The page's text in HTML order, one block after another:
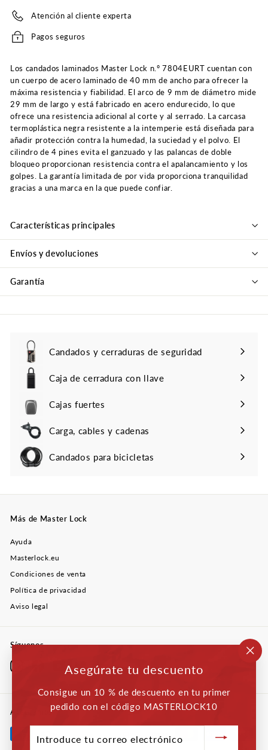
Atención al cliente experta
Pagos seguros
Los candados laminados Master Lock n.º 7804EURT cuentan con
un cuerpo de acero laminado de 40 mm de ancho para ofrecer la
máxima resistencia y fiabilidad. El arco de 9 mm de diámetro mide
29 mm de largo y está fabricado en acero endurecido, lo que
ofrece una resistencia adicional al corte y al serrado. La carcasa
termoplástica negra resistente a la intemperie está diseñada para
añadir protección contra la humedad, la suciedad y el polvo. El
cilindro de 4 pines evita el ganzuado y las palancas de doble
bloqueo proporcionan resistencia contra el apalancamiento y los
golpes. La garantía limitada de por vida proporciona tranquilidad
gracias a una marca en la que puede confiar.
Características principales
Envíos y devoluciones
Garantía
Candados y cerraduras de seguridad
Caja de cerradura con llave
Cajas fuertes
Carga, cables y cadenas
Candados para bicicletas
Más de Master Lock
Ayuda
Masterlock.eu
Condiciones de venta
Política de privacidad
Aviso legal
Síguenos
FacebookYouTubeTwitter LinkedIn
Aceptamos
Asegúrate tu descuento
Consigue un 10 % de descuento en tu primer
pedido con el código MASTERLOCK10
tu